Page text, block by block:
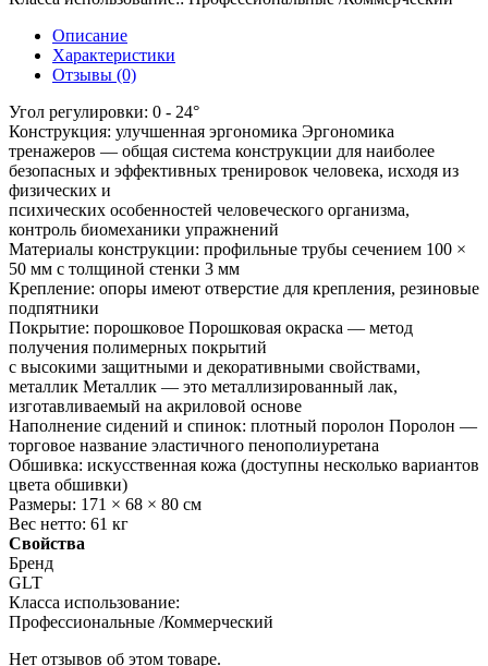
Описание
Характеристики
Отзывы (0)
Угол регулировки: 0 - 24°
Конструкция: улучшенная эргономика Эргономика
тренажеров — общая система конструкции для наиболее
безопасных и эффективных тренировок человека, исходя из
физических и
психических особенностей человеческого организма,
контроль биомеханики упражнений
Материалы конструкции: профильные трубы сечением 100 ×
50 мм с толщиной стенки 3 мм
Крепление: опоры имеют отверстие для крепления, резиновые
подпятники
Покрытие: порошковое Порошковая окраска — метод
получения полимерных покрытий
с высокими защитными и декоративными свойствами,
металлик Металлик — это металлизированный лак,
изготавливаемый на акриловой основе
Наполнение сидений и спинок: плотный поролон Поролон —
торговое название эластичного пенополиуретана
Обшивка: искусственная кожа (доступны несколько вариантов
цвета обшивки)
Размеры: 171 × 68 × 80 см
Вес нетто: 61 кг
Свойства
Бренд
GLT
Класса использование:
Профессиональные /Коммерческий
Нет отзывов об этом товаре.